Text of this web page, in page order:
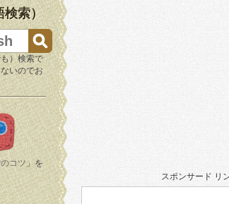
検索）
）検索で
いのでお
コツ 」を
スポンサード リ